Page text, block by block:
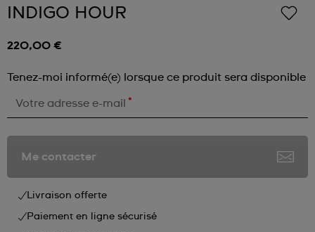
INDIGO HOUR
220,00 €
Tenez-moi informé(e) lorsque ce produit sera disponible
Votre adresse e-mail *
Me contacter
Livraison offerte
Paiement en ligne sécurisé